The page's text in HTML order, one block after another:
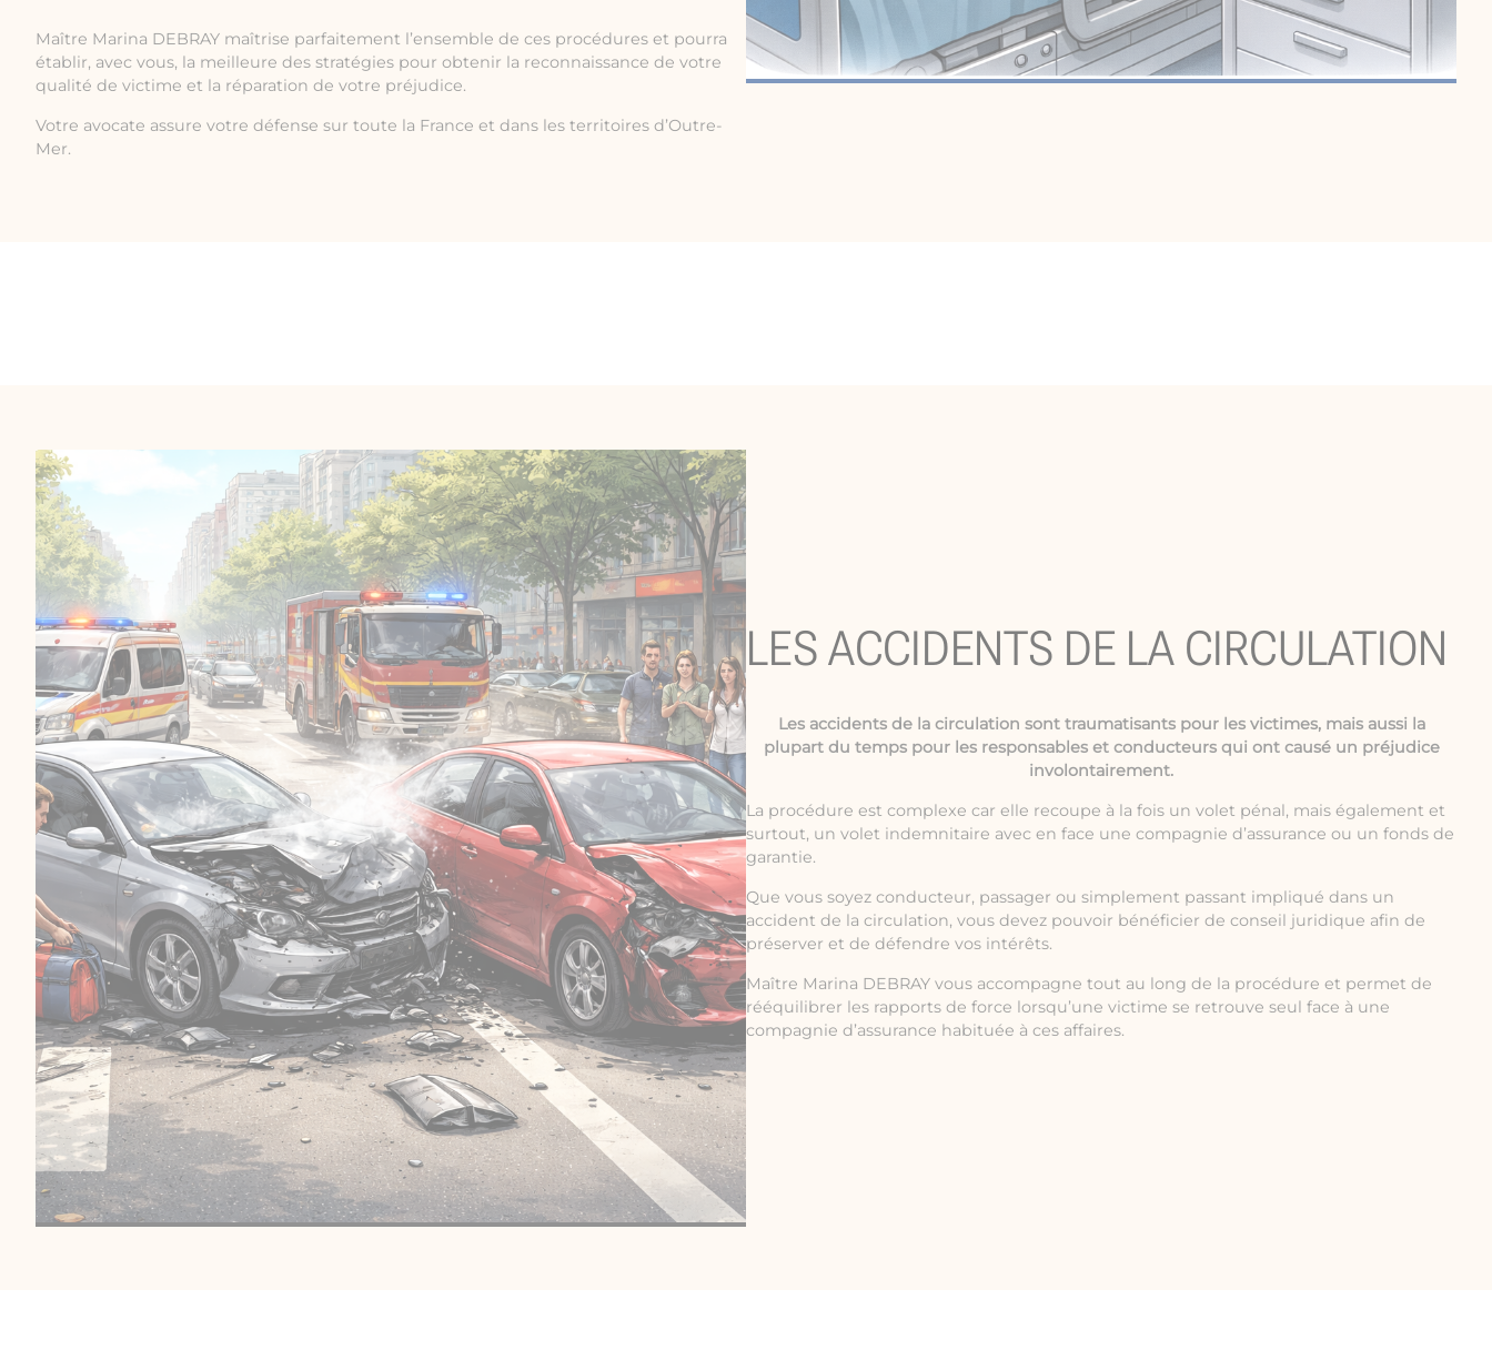
Maître Marina DEBRAY maîtrise parfaitement l’ensemble de ces procédures et pourra
établir, avec vous, la meilleure des stratégies pour obtenir la reconnaissance de votre
qualité de victime et la réparation de votre préjudice.
Votre avocate assure votre défense sur toute la France et dans les territoires d’Outre-
Mer.
LES ACCIDENTS DE LA CIRCULATION
Les accidents de la circulation sont traumatisants pour les victimes, mais aussi la
plupart du temps pour les responsables et conducteurs qui ont causé un préjudice
involontairement.
La procédure est complexe car elle recoupe à la fois un volet pénal, mais également et
surtout, un volet indemnitaire avec en face une compagnie d’assurance ou un fonds de
garantie.
Que vous soyez conducteur, passager ou simplement passant impliqué dans un
accident de la circulation, vous devez pouvoir bénéficier de conseil juridique afin de
préserver et de défendre vos intérêts.
Maître Marina DEBRAY vous accompagne tout au long de la procédure et permet de
rééquilibrer les rapports de force lorsqu’une victime se retrouve seul face à une
compagnie d’assurance habituée à ces affaires.